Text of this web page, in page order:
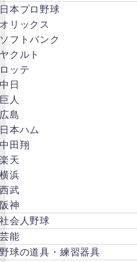
本プロ野球
リックス
フトバンク
クルト
ッテ
日
人
島
本ハム
田翔
天
浜
武
神
会人野球
能
球の道具・練習器具